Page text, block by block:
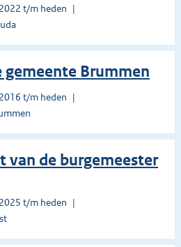
t/m heden
gemeente Brummen
t/m heden
van de burgemeester
t/m heden